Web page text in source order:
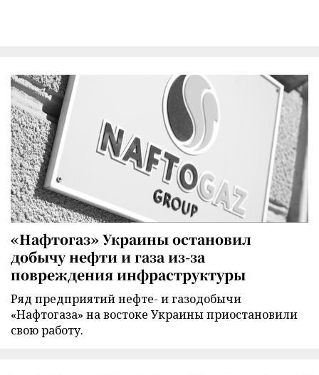
«Нафтогаз» Украины остановил
добычу нефти и газа из-за
повреждения инфраструктуры
Ряд предприятий нефте- и газодобычи
«Нафтогаза» на востоке Украины приостановили
свою работу.